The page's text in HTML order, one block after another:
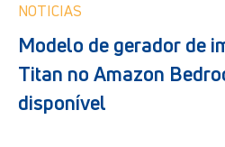
NOTICIAS
Modelo de gerador de
Titan no Amazon
disponível